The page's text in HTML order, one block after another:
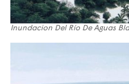
Inundacion Del Río De Aguas